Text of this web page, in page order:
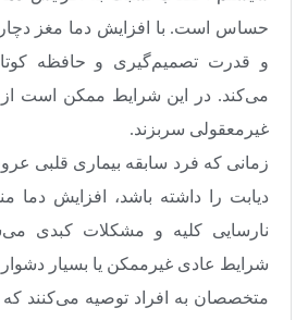
حساس است. با افزایش دما مغز
و قدرت تصمیم‌گیری و حافظه
می‌کند. در این شرایط ممکن است
غیرمعقولی سربزند.
زمانی که فرد سابقه بیماری قلبی
دیابت را داشته باشد، افزایش دما
نارسایی کلیه و مشکلات کبدی
شرایط عادی غیرممکن یا بسیار
متخصصان به افراد توصیه می‌کنند